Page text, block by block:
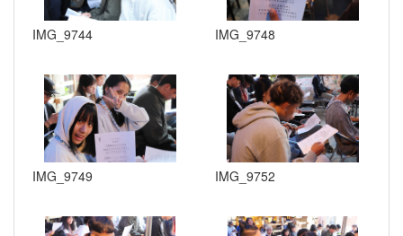
IMG_9744 IMG_9748
IMG_9749 IMG_9752